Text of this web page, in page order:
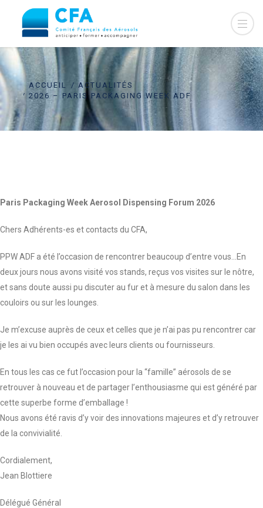
ACCUEIL
ACTUALITÉS
2026 – PARIS PACKAGING WEEK ADF
Paris Packaging Week Aerosol Dispensing Forum 2026
Chers Adhérents-es et contacts du CFA,
PPW ADF a été l’occasion de rencontrer beaucoup d’entre vous…En
deux jours nous avons visité vos stands, reçus vos visites sur le nôtre,
et sans doute aussi pu discuter au fur et à mesure du salon dans les
couloirs ou sur les lounges.
Je m’excuse auprès de ceux et celles que je n’ai pas pu rencontrer car
je les ai vu bien occupés avec leurs clients ou fournisseurs.
En tous les cas ce fut l’occasion pour la “famille” aérosols de se
retrouver à nouveau et de partager l’enthousiasme qui est généré par
cette superbe forme d’emballage !
Nous avons été ravis d’y voir des innovations majeures et d’y retrouver
de la convivialité.
Cordialement,
Jean Blottiere
Délégué Général